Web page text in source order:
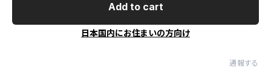
Add to cart
日本国内にお住まいの方向け
通報する